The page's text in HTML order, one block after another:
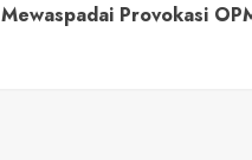
Mewaspadai Provokasi